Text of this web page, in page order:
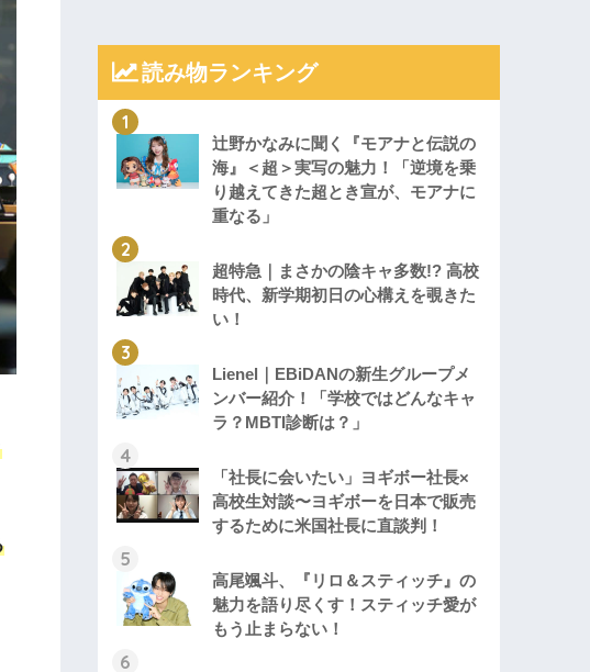
読み物ランキング
辻野かなみに聞く『モアナと伝説の
海』＜超＞実写の魅力！「逆境を乗
り越えてきた超とき宣が、モアナに
重なる」
超特急｜まさかの陰キャ多数!? 高校
時代、新学期初日の心構えを覗きた
い！
Lienel｜EBiDANの新生グループメ
ンバー紹介！「学校ではどんなキャ
ラ？MBTI診断は？」
「社長に会いたい」ヨギボー社長×
高校生対談〜ヨギボーを日本で販売
するために米国社長に直談判！
高尾颯斗、『リロ＆スティッチ』の
魅力を語り尽くす！スティッチ愛が
もう止まらない！